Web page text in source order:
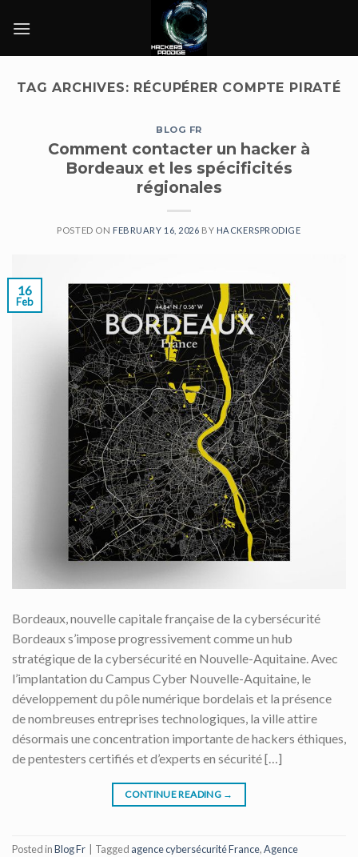
TAG ARCHIVES: RÉCUPÉRER COMPTE PIRATÉ
BLOG FR
Comment contacter un hacker à
Bordeaux et les spécificités
régionales
POSTED ON FEBRUARY 16, 2026 BY HACKERSPRODIGE
16
Feb
Bordeaux, nouvelle capitale française de la cybersécurité
Bordeaux s’impose progressivement comme un hub
stratégique de la cybersécurité en Nouvelle-Aquitaine. Avec
l’implantation du Campus Cyber Nouvelle-Aquitaine, le
développement du pôle numérique bordelais et la présence
de nombreuses entreprises technologiques, la ville attire
désormais une concentration importante de hackers éthiques,
de pentesters certifiés et d’experts en sécurité […]
CONTINUE READING →
Posted inBlog Fr Tagged agence cybersécurité France,Agence